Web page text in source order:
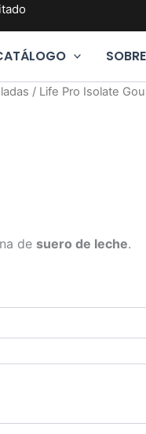
/ Life Pro Isolate
de suero de leche.